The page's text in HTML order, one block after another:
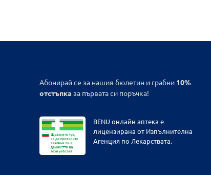
Абонирай се за нашия бюлетин и грабни 10%
отстъпка за първата си поръчка!
BENU онлайн аптека е
лицензирана от Изпълнителна
Агенция по Лекарствата.